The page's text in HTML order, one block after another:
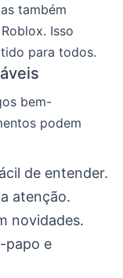
também
Isso
para todos.
bem-
podem
de entender.
atenção.
novidades.
papo e